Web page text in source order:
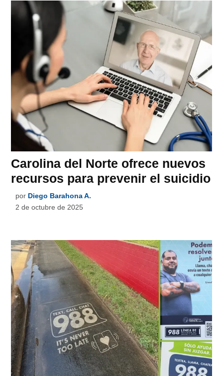
Carolina del Norte ofrece nuevos
recursos para prevenir el suicidio
por Diego Barahona A.
2 de octubre de 2025